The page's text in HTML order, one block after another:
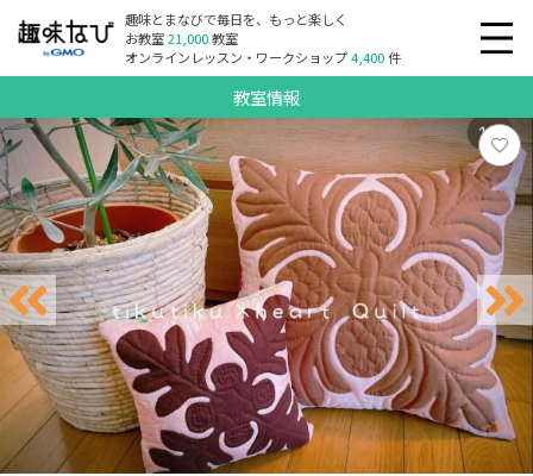
趣味とまなびで毎日を、もっと楽しく
お教室21,000教室
オンラインレッスン・ワークショップ4,400件
教室情報